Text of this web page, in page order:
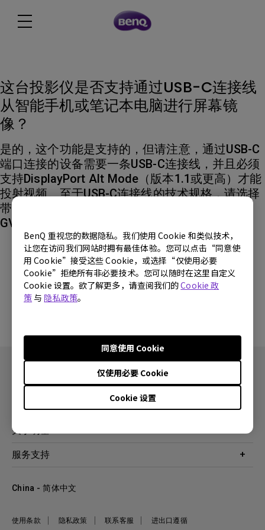
BenQ 重视您的数据隐私。我们使用 Cookie 和类似技术，
让您在访问我们网站时拥有最佳体验。您可以点击“同意使
用 Cookie”接受这些 Cookie，或选择“仅使用必要
Cookie”拒绝所有非必要技术。您可以随时在这里自定义
Cookie 设置。欲了解更多，请查阅我们的Cookie 政
策 与 隐私政策。
Cookie 设置
仅使用必要 Cookie
同意使用 Cookie
这台投影仪是否支持通过USB-C连接线
从智能手机或笔记本电脑进行屏幕镜
像？
是的，这个功能是支持的，但请注意，通过USB-C
端口连接的设备需要一条USB-C连接线，并且必须
支持DisplayPort Alt Mode（版本1.1或更高）才能
投射视频。至于USB-C连接线的技术规格，请选择
带有USB-IF认证的产品。 适用型号：GP520,
GV50, AK700ST,
解答内容是否对您有帮助？
是 否
产品
WiT智能灯
关于明基
公司简介
企业社会责任
服务支持
档案下载与常见问题
使用条款
隐私政策 联系客服 进出口遵循
China - 简体中文